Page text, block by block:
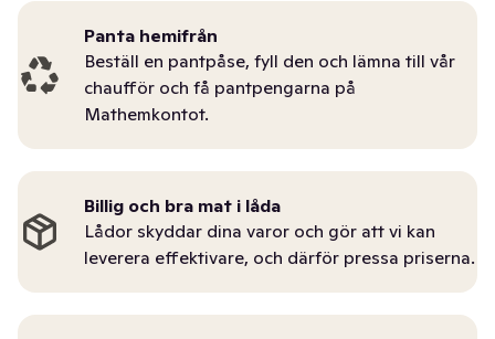
Panta hemifrån
Beställ en pantpåse, fyll den och lämna till vår
chaufför och få pantpengarna på
Mathemkontot.
Billig och bra mat i låda
Lådor skyddar dina varor och gör att vi kan
leverera effektivare, och därför pressa priserna.